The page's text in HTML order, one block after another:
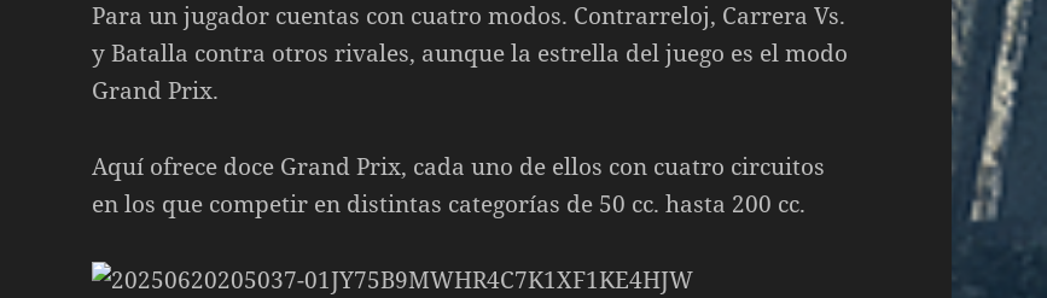
Para un jugador cuentas con cuatro modos. Contrarreloj, Carrera Vs.
y Batalla contra otros rivales, aunque la estrella del juego es el modo
Grand Prix.
Aquí ofrece doce Grand Prix, cada uno de ellos con cuatro circuitos
en los que competir en distintas categorías de 50 cc. hasta 200 cc.